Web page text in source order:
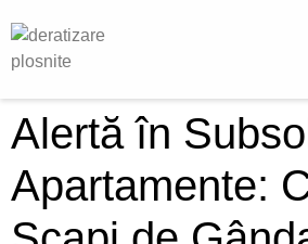
Alertă în
Apartamente: